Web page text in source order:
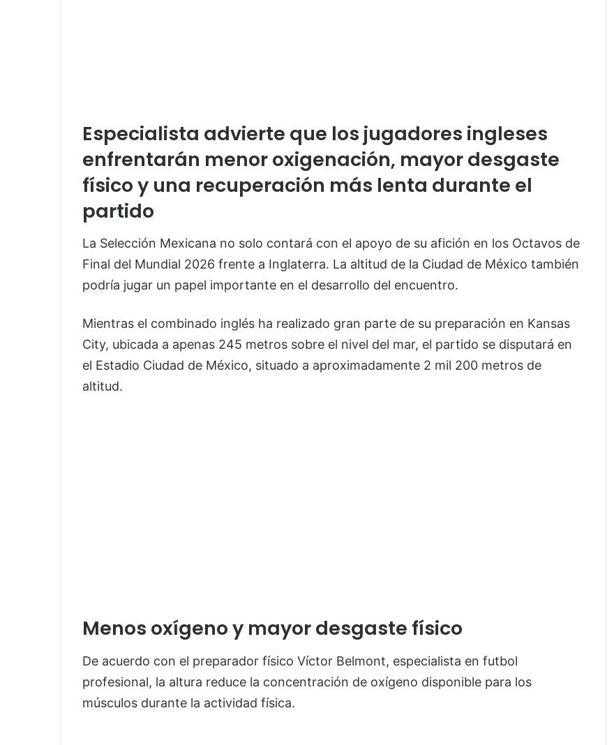
Especialista advierte que los jugadores ingleses
enfrentarán menor oxigenación, mayor desgaste
físico y una recuperación más lenta durante el
partido
La Selección Mexicana no solo contará con el apoyo de su afición en los Octavos de
Final del Mundial 2026 frente a Inglaterra. La altitud de la Ciudad de México también
podría jugar un papel importante en el desarrollo del encuentro.
Mientras el combinado inglés ha realizado gran parte de su preparación en Kansas
City, ubicada a apenas 245 metros sobre el nivel del mar, el partido se disputará en
el Estadio Ciudad de México, situado a aproximadamente 2 mil 200 metros de
altitud.
Menos oxígeno y mayor desgaste físico
De acuerdo con el preparador físico Víctor Belmont, especialista en futbol
profesional, la altura reduce la concentración de oxígeno disponible para los
músculos durante la actividad física.